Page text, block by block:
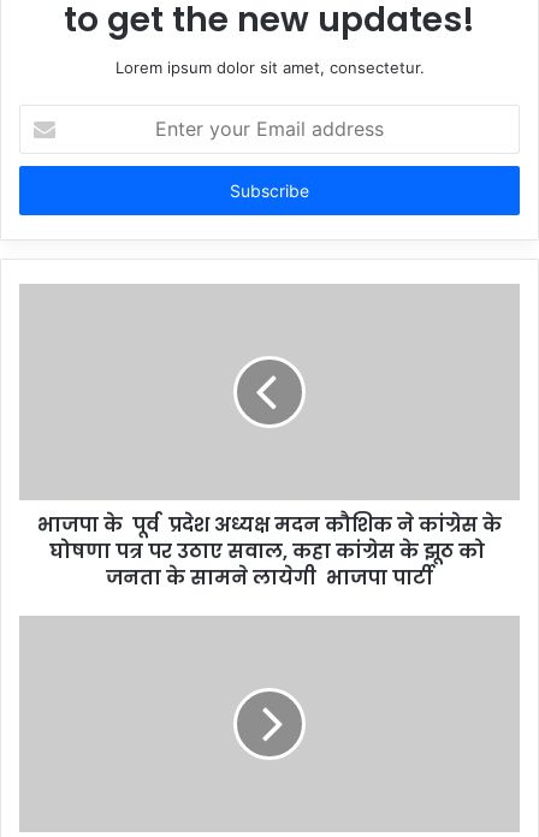
to get the new updates!
Lorem ipsum dolor sit amet, consectetur.
your
Email
भाजपा के पूर्व प्रदेश अध्यक्ष मदन कौशिक ने कांग्रेस के
घोषणा पत्र पर उठाए सवाल, कहा कांग्रेस के झूठ को
जनता के सामने लायेगी भाजपा पार्टी